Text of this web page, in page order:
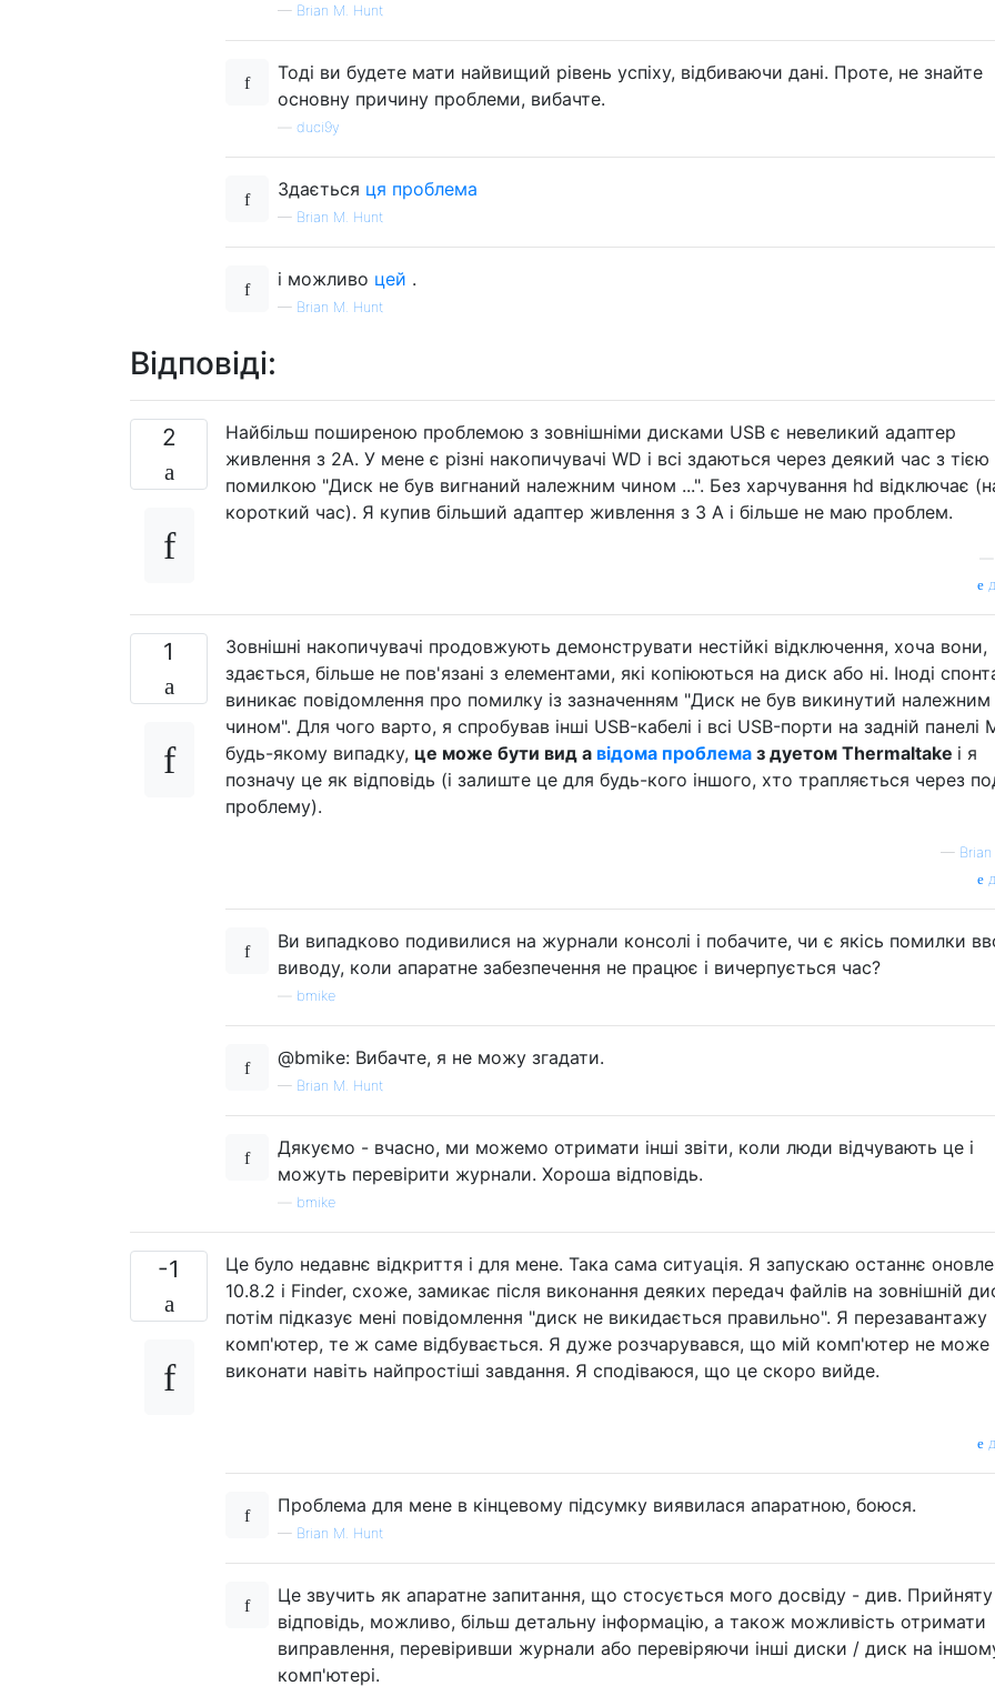
— Brian M. Hunt
Тоді ви будете мати найвищий рівень успіху, відбиваючи дані. Проте, не знайте
основну причину проблеми, вибачте.
duci9y
Здається ця проблема
— Brian M. Hunt
і можливо цей .
— Brian M. Hunt
Відповіді:
2
Найбільш поширеною проблемою з зовнішніми дисками USB є невеликий адаптер
живлення з 2А. У мене є різні накопичувачі WD і всі здаються через деякий час з
помилкою "Диск не був вигнаний належним чином ...". Без харчування hd відключає
короткий час). Я купив більший адаптер живлення з 3 A і більше не маю проблем.
1
Зовнішні накопичувачі продовжують демонструвати нестійкі відключення, хоча вони,
здається, більше не пов'язані з елементами, які копіюються на диск або ні. Іноді
виникає повідомлення про помилку із зазначенням "Диск не був викинутий належним
чином". Для чого варто, я спробував інші USB-кабелі і всі USB-порти на задній панелі
будь-якому випадку, це може бути вид a відома проблема з дуетом Thermaltake і я
позначу це як відповідь (і залиште це для будь-кого іншого, хто трапляється через
проблему).
—
Ви випадково подивилися на журнали консолі і побачите, чи є якісь помилки
виводу, коли апаратне забезпечення не працює і вичерпується час?
bmike
@bmike: Вибачте, я не можу згадати.
— Brian M. Hunt
Дякуємо - вчасно, ми можемо отримати інші звіти, коли люди відчувають це і
можуть перевірити журнали. Хороша відповідь.
bmike
-1
Це було недавнє відкриття і для мене. Така сама ситуація. Я запускаю останнє
10.8.2 і Finder, схоже, замикає після виконання деяких передач файлів на зовнішній
потім підказує мені повідомлення "диск не викидається правильно". Я перезавантажу
комп'ютер, те ж саме відбувається. Я дуже розчарувався, що мій комп'ютер не може
виконати навіть найпростіші завдання. Я сподіваюся, що це скоро вийде.
Проблема для мене в кінцевому підсумку виявилася апаратною, боюся.
— Brian M. Hunt
Це звучить як апаратне запитання, що стосується мого досвіду - див. Прийняту
відповідь, можливо, більш детальну інформацію, а також можливість отримати
виправлення, перевіривши журнали або перевіряючи інші диски / диск на
комп'ютері.